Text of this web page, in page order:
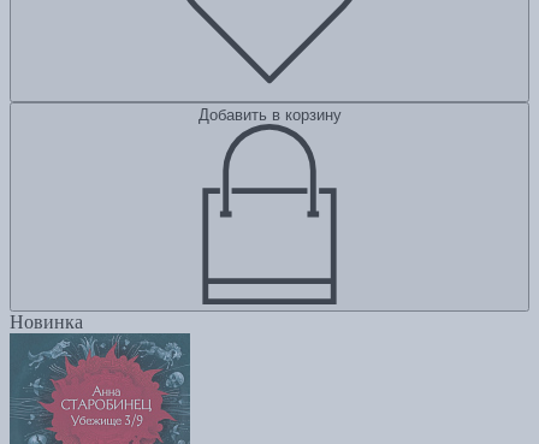
Добавить в корзину
Новинка